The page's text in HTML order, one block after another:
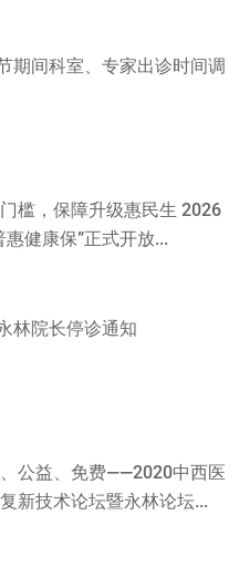
期间科室、专家出诊时间调
槛，保障升级惠民生 2026
惠健康保”正式开放...
林院长停诊通知
公益、免费——2020中西医
新技术论坛暨永林论坛...